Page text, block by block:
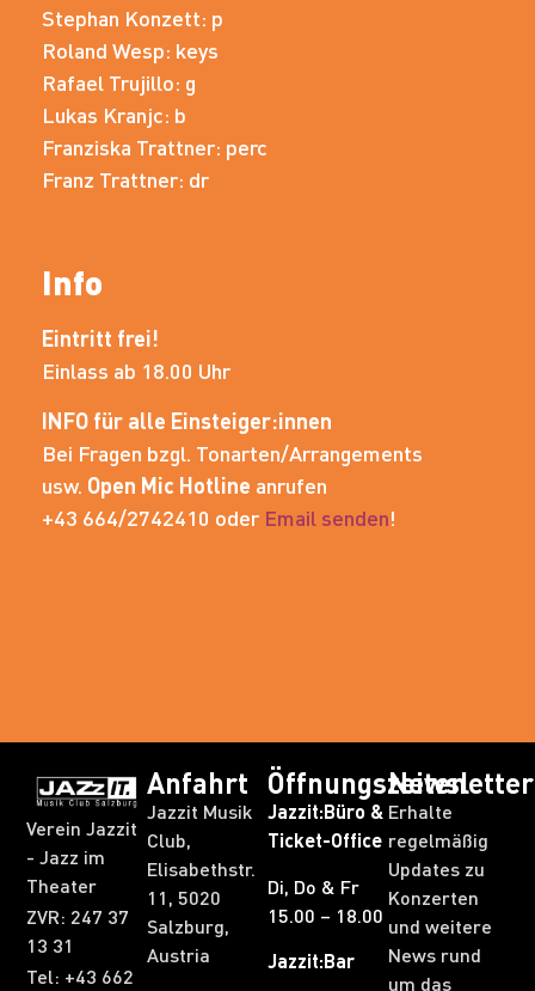
Stephan Konzett: p
Roland Wesp: keys
Rafael Trujillo: g
Lukas Kranjc: b
Franziska Trattner: perc
Franz Trattner: dr
Info
Eintritt frei!
Einlass ab 18.00 Uhr
INFO für alle Einsteiger:innen
Bei Fragen bzgl. Tonarten/Arrangements
usw. Open Mic Hotline anrufen
+43 664/2742410 oder Email senden!
Verein Jazzit
- Jazz im
Theater
ZVR: 247 37
13 31​
Tel: +43 662
Anfahrt
Jazzit Musik
Club,
Elisabethstr.
11, 5020
Salzburg,
Austria
Öffnungszeiten
Jazzit:Büro &
Ticket-Office
Di, Do & Fr
15.00 – 18.00
Jazzit:Bar
Newsletter
Erhalte
regelmäßig
Updates zu
Konzerten
und weitere
News rund
um das